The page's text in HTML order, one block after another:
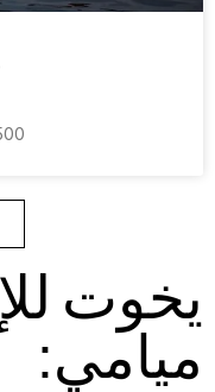
يخوت
ميامي: